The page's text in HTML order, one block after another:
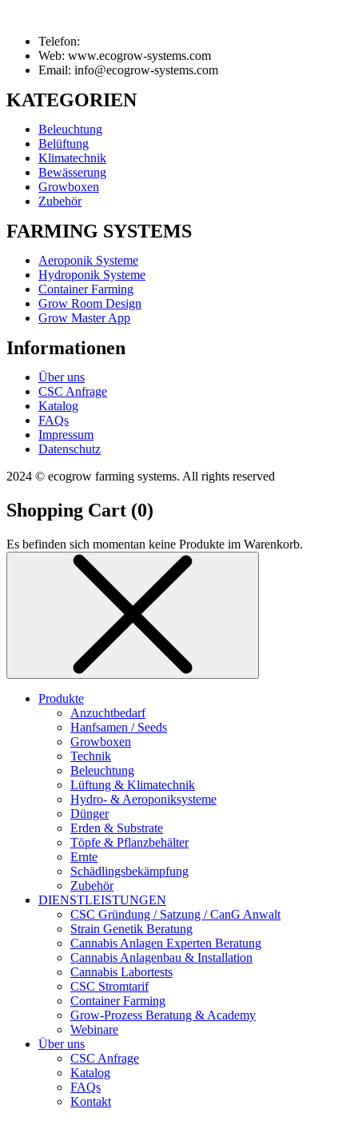
Telefon:
Web: www.ecogrow-systems.com
Email: info@ecogrow-systems.com
KATEGORIEN
Beleuchtung
Belüftung
Klimatechnik
Bewässerung
Growboxen
Zubehör
FARMING SYSTEMS
Aeroponik Systeme
Hydroponik Systeme
Container Farming
Grow Room Design
Grow Master App
Informationen
Über uns
CSC Anfrage
Katalog
FAQs
Impressum
Datenschutz
2024 © ecogrow farming systems. All rights reserved
Shopping Cart (0)
Es befinden sich momentan keine Produkte im Warenkorb.
Produkte
Anzuchtbedarf
Hanfsamen / Seeds
Growboxen
Technik
Beleuchtung
Lüftung & Klimatechnik
Hydro- & Aeroponiksysteme
Dünger
Erden & Substrate
Töpfe & Pflanzbehälter
Ernte
Schädlingsbekämpfung
Zubehör
DIENSTLEISTUNGEN
CSC Gründung / Satzung / CanG Anwalt
Strain Genetik Beratung
Cannabis Anlagen Experten Beratung
Cannabis Anlagenbau & Installation
Cannabis Labortests
CSC Stromtarif
Container Farming
Grow-Prozess Beratung & Academy
Webinare
Über uns
CSC Anfrage
Katalog
FAQs
Kontakt